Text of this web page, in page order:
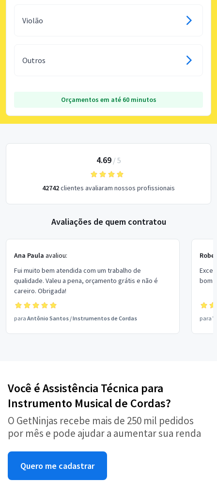
Violão
Outros
Orçamentos em até 60 minutos
4.69/ 5
42742clientes avaliaram nossos profissionais
Avaliações de quem contratou
Ana Paula avaliou:
Fui muito bem atendida com um trabalho de
qualidade. Valeu a pena, orçamento grátis e não é
careiro. Obrigada!
para Antônio Santos /Instrumentos de Cordas
bom
para
Você é Assistência Técnica para
Instrumento Musical de Cordas?
O GetNinjas recebe mais de 250 mil pedidos
por mês e pode ajudar a aumentar sua renda
Quero me cadastrar